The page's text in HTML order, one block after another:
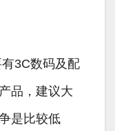
3C数码及配
品，建议大
是比较低